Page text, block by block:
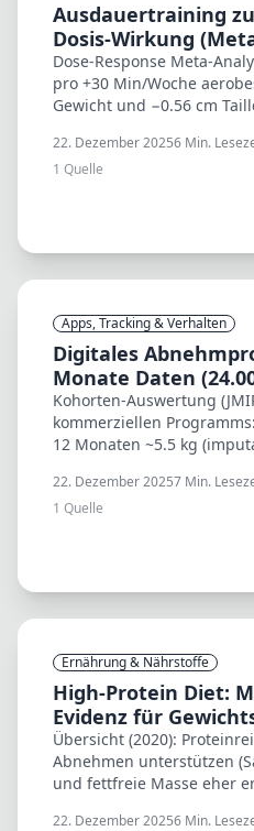
Ausdauertraining
Dosis-Wirkung
Dose-Response Meta-
pro +30 Min/Woche
Gewicht und −0.56 cm
22. Dezember 20256 Min.
1 Quelle
Apps, Tracking & Verhalten
Digitales
Monate Daten
Kohorten-Auswertung
kommerziellen
12 Monaten ~5.5 kg
korreliert mit Erfolg.
22. Dezember 20257 Min.
1 Quelle
Ernährung & Nährstoffe
High-Protein Diet:
Evidenz für
Übersicht (2020):
Abnehmen unterstützen
und fettfreie Masse eher
22. Dezember 20256 Min.